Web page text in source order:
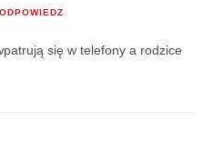
ODPOWIEDZ
się w telefony a rodzice